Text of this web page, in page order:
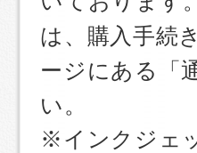
は、購入手続
ージにある「
い。
※インクジェ